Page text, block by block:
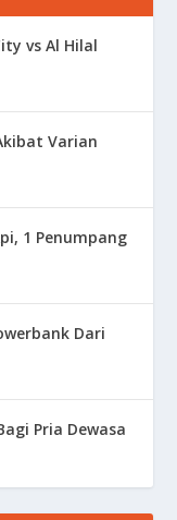
vs Al Hilal
Varian
1 Penumpang
Dari
Pria Dewasa